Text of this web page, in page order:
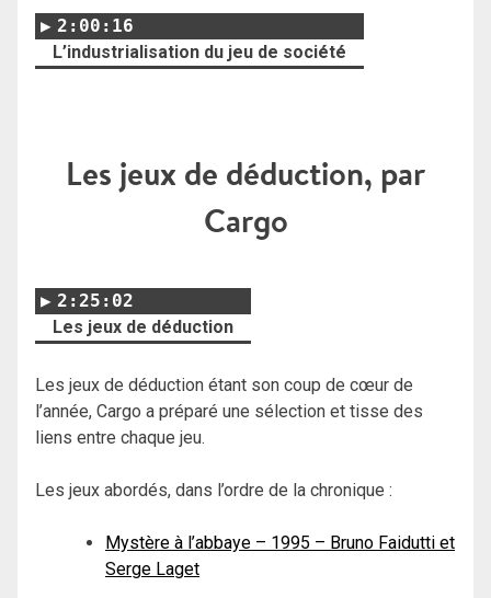
2:00:16
L’industrialisation du jeu de société
Les jeux de déduction, par
Cargo
2:25:02
Les jeux de déduction
Les jeux de déduction étant son coup de cœur de
l’année, Cargo a préparé une sélection et tisse des
liens entre chaque jeu.
Les jeux abordés, dans l’ordre de la chronique :
Mystère à l’abbaye – 1995 – Bruno Faidutti et
Serge Laget